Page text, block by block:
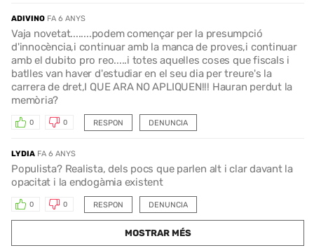
ADIVINO FA 6 ANYS
Vaja novetat........podem començar per la presumpció
d'innocència,i continuar amb la manca de proves,i continuar
amb el dubito pro reo.....i totes aquelles coses que fiscals i
batlles van haver d'estudiar en el seu dia per treure's la
carrera de dret,I QUE ARA NO APLIQUEN!!! Hauran perdut la
memòria?
RESPON
0 0 DENUNCIA
LYDIA FA 6 ANYS
Populista? Realista, dels pocs que parlen alt i clar davant la
opacitat i la endogàmia existent
RESPON
0 0 DENUNCIA
MOSTRAR MÉS